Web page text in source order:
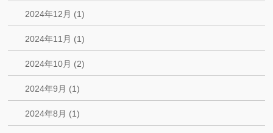
2024年12月 (1)
2024年11月 (1)
2024年10月 (2)
2024年9月 (1)
2024年8月 (1)